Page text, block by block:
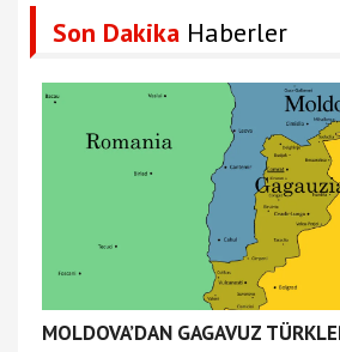
Son Dakika Haberler
MOLDOVA’DAN GAGAVUZ